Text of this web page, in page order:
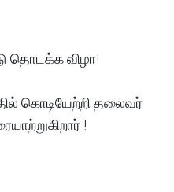
தொடக்க விழா!
கொடியேற்றி தலைவர்
!